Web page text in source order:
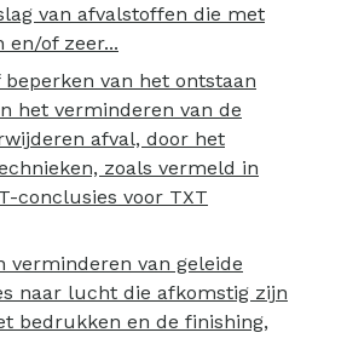
van afvalstoffen die met
en/of zeer...
van het ontstaan
het verminderen van de
afval, door het
zoals vermeld in
conclusies voor TXT
verminderen van geleide
naar lucht die afkomstig zijn
bedrukken en de finishing,